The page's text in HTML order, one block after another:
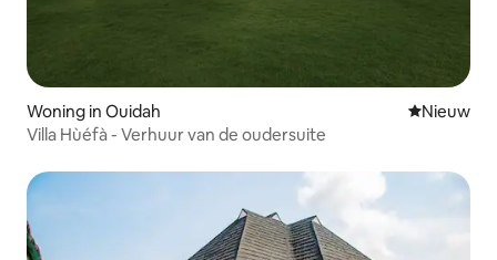
Woning in Ouidah Nieuwe
Nieuw
Villa Hùéfà - Verhuur van de oudersuite